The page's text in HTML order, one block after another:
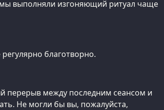
выполняли изгоняющий ритуал чаще
благотворно.
перерыв между последним сеансом и
Не могли бы вы, пожалуйста,